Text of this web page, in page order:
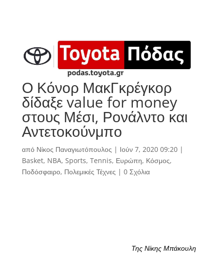
Ο Κόνορ ΜακΓκρέγκορ
δίδαξε value for money
στους Μέσι, Ρονάλντο και
Αντετοκούνμπο
από Νίκος Παναγιωτόπουλος | Ιούν 7, 2020 09:20|
Basket, NBA, Sports, Tennis, Ευρώπη, Κόσμος,
Ποδόσφαιρο, Πολεμικές Τέχνες | 0 Σχόλια
Της Νίκης Μπάκουλη